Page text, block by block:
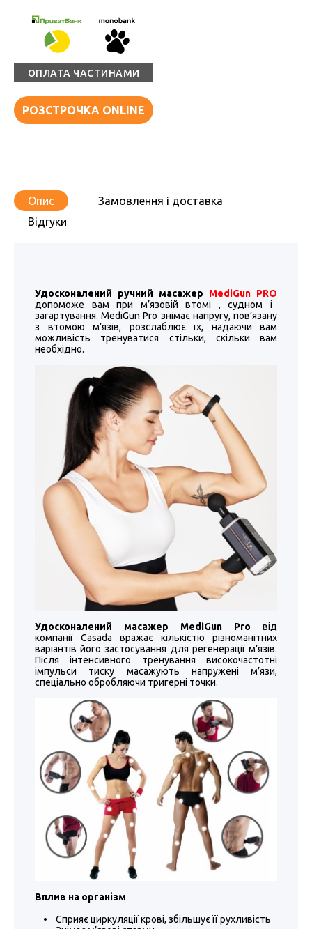
ОПЛАТА ЧАСТИНАМИ
РОЗСТРОЧКА ONLINE
Опис
Замовлення і доставка
Відгуки
Удосконалений ручний масажер MediGun PRO
допоможе вам при м’язовій втомі , судном і
загартування. MediGun Pro знімає напругу, пов’язану
з втомою м’язів, розслаблює їх, надаючи вам
можливість тренуватися стільки, скільки вам
необхідно.
Удосконалений масажер MediGun Pro від
компанії Casada вражає кількістю різноманітних
варіантів його застосування для регенерації м’язів.
Після інтенсивного тренування високочастотні
імпульси тиску масажують напружені м’язи,
спеціально обробляючи тригерні точки.
Вплив на організм
• Сприяє циркуляції крові, збільшує її рухливість